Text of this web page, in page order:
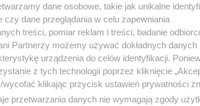
dane osobowe, takie jak unikalne
dane przeglądania w celu zapewniania
treści, pomiar reklam i treści, badanie
Partnerzy możemy używać dokładnych danych
urządzenia do celów identyfikacji.
z tych technologii poprzez kliknięcie
klikając przycisk ustawień prywatności
przetwarzania danych nie wymagają zgody